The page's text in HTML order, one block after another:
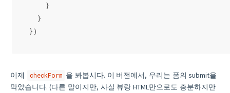
    }
  }
})
이제 checkForm 을 봐봅시다. 이 버전에서, 우리는 폼의 submit을
막았습니다. (다른 말이지만, 사실 뷰랑 HTML만으로도 충분하지만